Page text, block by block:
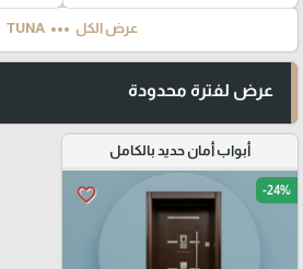
عرض الكل more_horiz
عرض لفترة محدودة
أبواب أمان حديد بالكامل
favorite_border -24%